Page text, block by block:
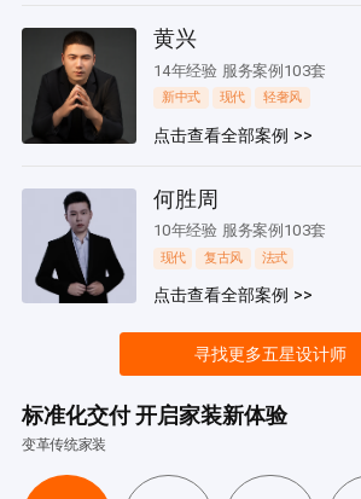
黄兴
14年经验 服务案例103套
新中式 现代 轻奢风
点击查看全部案例 >>
何胜周
10年经验 服务案例103套
现代 复古风 法式
点击查看全部案例 >>
寻找更多五星设计师
标准化交付 开启家装新体验
变革传统家装